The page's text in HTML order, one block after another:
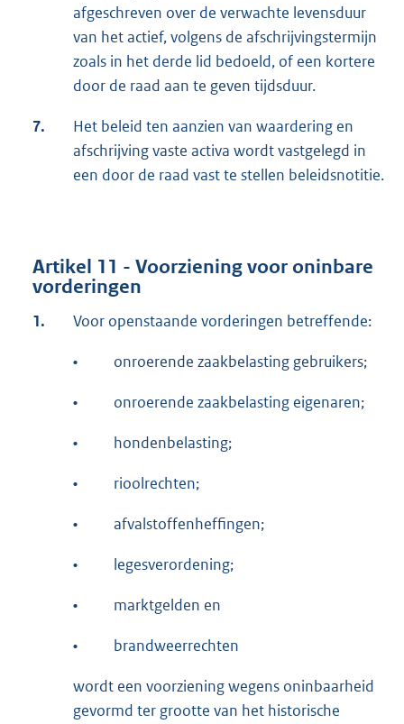
afgeschreven over de verwachte levensduur
van het actief, volgens de afschrijvingstermijn
zoals in het derde lid bedoeld, of een kortere
door de raad aan te geven tijdsduur.
7.
Het beleid ten aanzien van waardering en
afschrijving vaste activa wordt vastgelegd in
een door de raad vast te stellen beleidsnotitie.
Artikel 11 - Voorziening voor oninbare
vorderingen
1. Voor openstaande vorderingen betreffende:
• onroerende zaakbelasting gebruikers;
• onroerende zaakbelasting eigenaren;
• hondenbelasting;
• rioolrechten;
• afvalstoffenheffingen;
• legesverordening;
• marktgelden en
• brandweerrechten
wordt een voorziening wegens oninbaarheid
gevormd ter grootte van het historische